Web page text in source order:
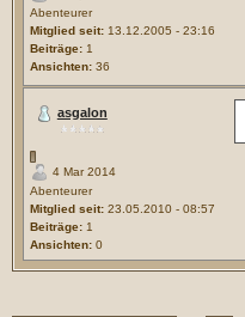
Abenteurer
Mitglied seit:13.12.2005 - 23:16
Beiträge:1
Ansichten:36
asgalon
4 Mar 2014
Abenteurer
Mitglied seit:23.05.2010 - 08:57
Beiträge:1
Ansichten:0